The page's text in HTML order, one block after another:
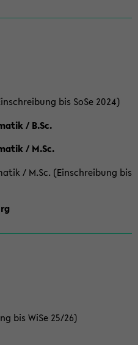
bis SoSe 2024)
/ B.Sc.
/ M.Sc.
/ M.Sc. (Einschreibung bis
bis WiSe 25/26)